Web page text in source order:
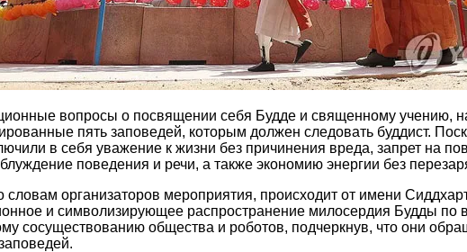
вопросы о посвящении себя Будде и священному учению,
пять заповедей, которым должен следовать буддист.
в себя уважение к жизни без причинения вреда, запрет на
поведения и речи, а также экономию энергии без
словам организаторов мероприятия, происходит от имени
и символизирующее распространение милосердия Будды по
сосуществованию общества и роботов, подчеркнув, что они